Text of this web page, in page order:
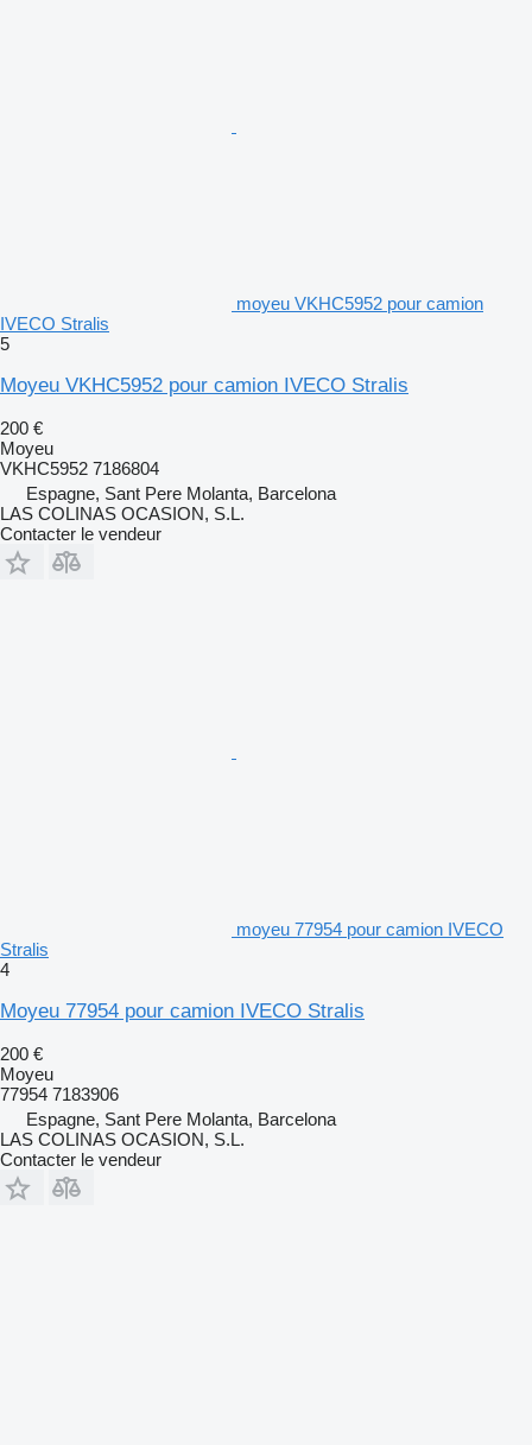
moyeu VKHC5952 pour camion
IVECO Stralis
5
Moyeu VKHC5952 pour camion IVECO Stralis
200 €
Moyeu
VKHC5952 7186804
Espagne, Sant Pere Molanta, Barcelona
LAS COLINAS OCASION, S.L.
Contacter le vendeur
moyeu 77954 pour camion IVECO
Stralis
4
Moyeu 77954 pour camion IVECO Stralis
200 €
Moyeu
77954 7183906
Espagne, Sant Pere Molanta, Barcelona
LAS COLINAS OCASION, S.L.
Contacter le vendeur